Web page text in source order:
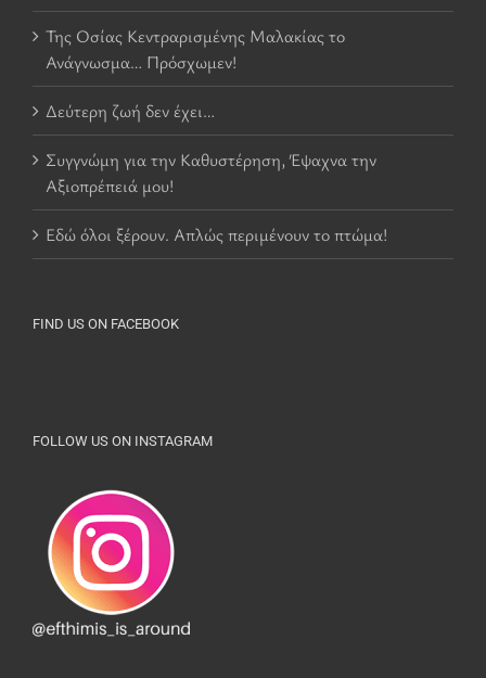
Της Οσίας Κεντραρισμένης Μαλακίας το
Ανάγνωσμα… Πρόσχωμεν!
Δεύτερη ζωή δεν έχει…
Συγγνώμη για την Καθυστέρηση, Έψαχνα την
Αξιοπρέπειά μου!
Εδώ όλοι ξέρουν. Απλώς περιμένουν το πτώμα!
FIND US ON FACEBOOK
FOLLOW US ON INSTAGRAM